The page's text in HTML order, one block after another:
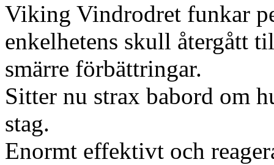
Viking Vindrodret funkar
enkelhetens skull återgått
smärre förbättringar.
Sitter nu strax babord om
stag.
Enormt effektivt och